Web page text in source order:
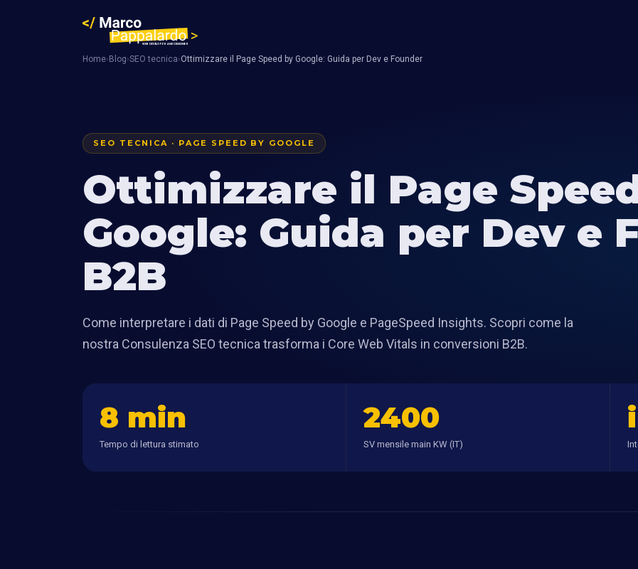
Home› Blog›SEO tecnica›Ottimizzare il Page Speed by Google: Guida per Dev e Founder
SEO TECNICA · PAGE SPEED BY GOOGLE
Ottimizzare il Page
Google: Guida per Dev e
B2B
Come interpretare i dati di Page Speed by Google e PageSpeed Insights. Scopri come la
nostra Consulenza SEO tecnica trasforma i Core Web Vitals in conversioni B2B.
8 min
Tempo di lettura stimato
2400
SV mensile main KW (IT)